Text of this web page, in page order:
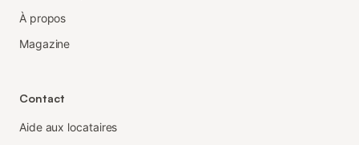
À propos
Magazine
Contact
Aide aux locataires